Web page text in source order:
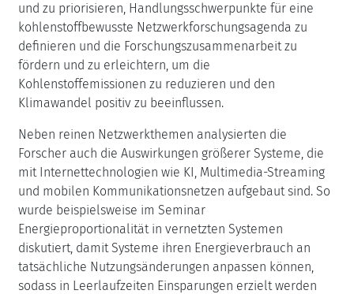
und zu priorisieren, Handlungsschwerpunkte für eine
kohlenstoffbewusste Netzwerkforschungsagenda zu
definieren und die Forschungszusammenarbeit zu
fördern und zu erleichtern, um die
Kohlenstoffemissionen zu reduzieren und den
Klimawandel positiv zu beeinflussen.
Neben reinen Netzwerkthemen analysierten die
Forscher auch die Auswirkungen größerer Systeme, die
mit Internettechnologien wie KI, Multimedia-Streaming
und mobilen Kommunikationsnetzen aufgebaut sind. So
wurde beispielsweise im Seminar
Energieproportionalität in vernetzten Systemen
diskutiert, damit Systeme ihren Energieverbrauch an
tatsächliche Nutzungsänderungen anpassen können,
sodass in Leerlaufzeiten Einsparungen erzielt werden